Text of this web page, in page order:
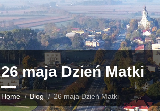
26 maja Dzień Matki
Home Blog 26 maja Dzień Matki